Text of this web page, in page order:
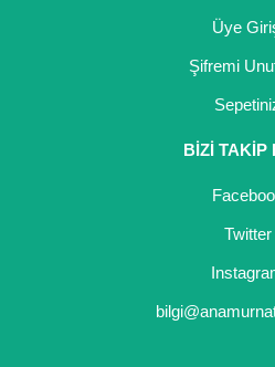
Üye
Şifremi
BİZİ TAKİP
Twitter